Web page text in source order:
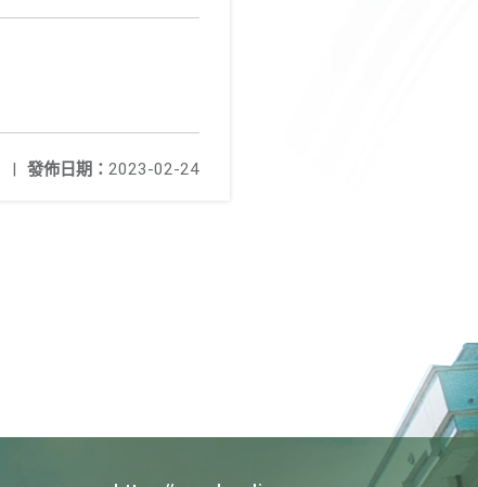
發佈日期： 2023-02-24
|